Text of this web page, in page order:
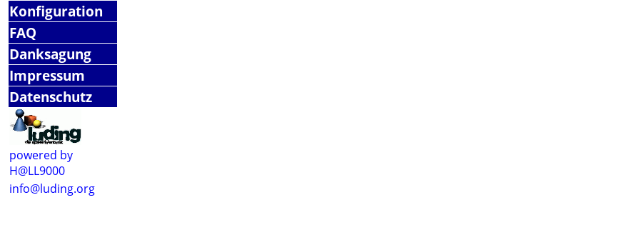
Konfiguration
FAQ
Danksagung
Impressum
Datenschutz
powered by
H@LL9000
info@luding.org